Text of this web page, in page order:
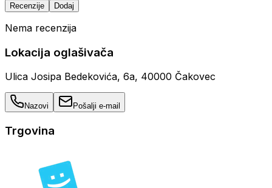
Recenzije Dodaj
Nema recenzija
Lokacija oglašivača
Ulica Josipa Bedekovića, 6a, 40000 Čakovec
Nazovi Pošalji e-mail
Trgovina